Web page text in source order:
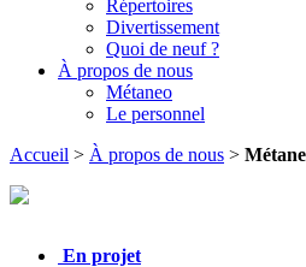
Répertoires
Divertissement
Quoi de neuf ?
À propos de nous
Métaneo
Le personnel
Accueil > À propos de nous >
En projet